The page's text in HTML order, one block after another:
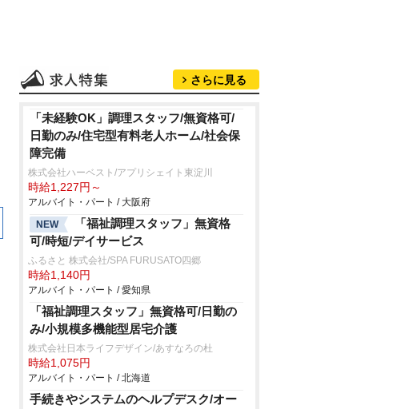
さらに見る
「未経験OK」調理スタッフ/無資格可/
日勤のみ/住宅型有料老人ホーム/社会保
障完備
株式会社ハーベスト/アプリシェイト東淀川
時給1,227円～
アルバイト・パート / 大阪府
NEW
「福祉調理スタッフ」無資格
可/時短/デイサービス
ふるさと 株式会社/SPA FURUSATO四郷
時給1,140円
アルバイト・パート / 愛知県
「福祉調理スタッフ」無資格可/日勤の
み/小規模多機能型居宅介護
株式会社日本ライフデザイン/あすなろの杜
時給1,075円
アルバイト・パート / 北海道
手続きやシステムのヘルプデスク/オー